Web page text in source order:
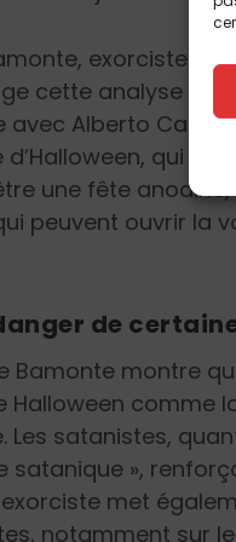
exorciste et
cette analyse
Alberto
qui
une fête
peuvent ouvrir la
de
Bamonte montre
Halloween comme
Les satanistes,
satanique »,
met
notamment sur